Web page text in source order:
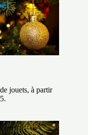
jouets, à partir